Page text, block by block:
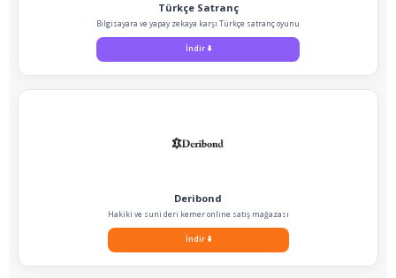
Türkçe Satranç
Bilgisayara ve yapay zekaya karşı Türkçe satranç oyunu
İndir ⬇️
Deribond
Hakiki ve suni deri kemer online satış mağazası
İndir⬇️